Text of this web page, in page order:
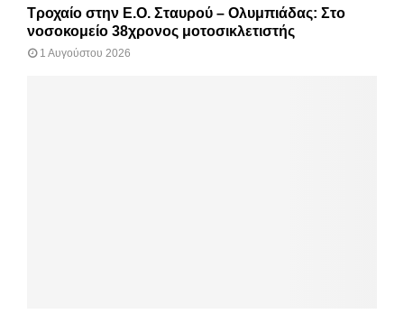
Τροχαίο στην Ε.Ο. Σταυρού – Ολυμπιάδας: Στο
νοσοκομείο 38χρονος μοτοσικλετιστής
1 Αυγούστου 2026